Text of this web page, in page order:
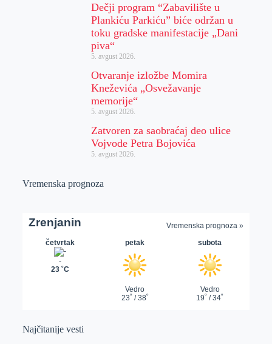
Dečji program “Zabavilište u
Plankiću Parkiću” biće održan u
toku gradske manifestacije „Dani
piva“
5. avgust 2026.
Otvaranje izložbe Momira
Kneževića „Osvežavanje
memorije“
5. avgust 2026.
Zatvoren za saobraćaj deo ulice
Vojvode Petra Bojovića
5. avgust 2026.
Vremenska prognoza
Najčitanije vesti